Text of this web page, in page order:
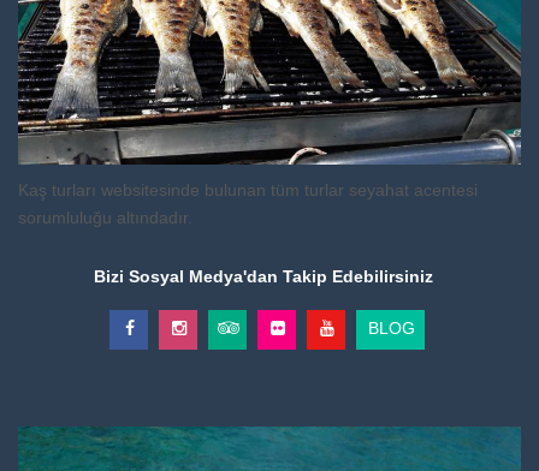
Kaş turları websitesinde bulunan tüm turlar seyahat acentesi
sorumluluğu altındadır.
Bizi Sosyal Medya'dan Takip Edebilirsiniz
BLOG